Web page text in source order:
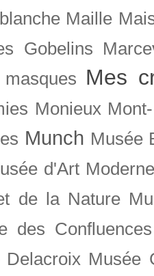
Maille
Gobelins
masques Mes
Monieux
Munch Musée
d'Art
de la Nature
des Confluences
Delacroix Musée